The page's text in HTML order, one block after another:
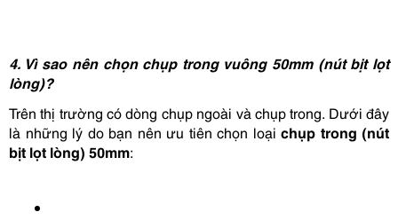
4. Vì sao nên chọn chụp trong vuông 50mm (nút bịt lọt
lòng)?
Trên thị trường có dòng chụp ngoài và chụp trong. Dưới đây
là những lý do bạn nên ưu tiên chọn loại chụp trong (nút
bịt lọt lòng) 50mm: